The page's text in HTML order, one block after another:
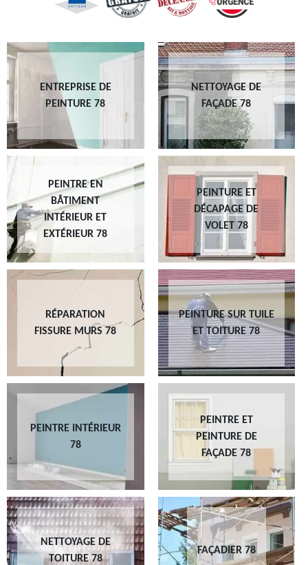
ENTREPRISE DE
PEINTURE 78
NETTOYAGE DE
FAÇADE 78
PEINTRE EN
BÂTIMENT
INTÉRIEUR ET
EXTÉRIEUR 78
PEINTURE ET
DÉCAPAGE DE
VOLET 78
RÉPARATION
FISSURE MURS 78
PEINTURE SUR TUILE
ET TOITURE 78
PEINTRE INTÉRIEUR
78
PEINTRE ET
PEINTURE DE
FAÇADE 78
NETTOYAGE DE
TOITURE 78
FAÇADIER 78